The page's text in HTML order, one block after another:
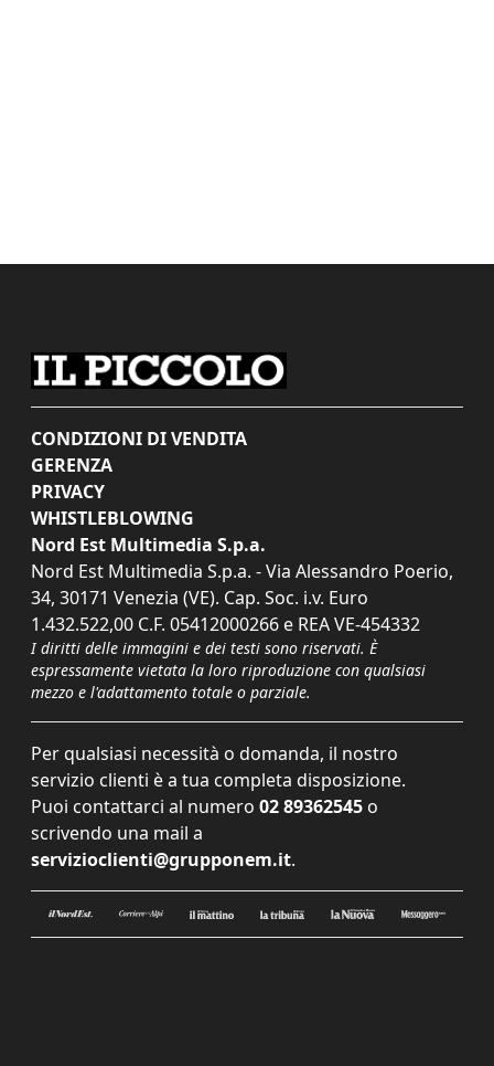
CONDIZIONI DI VENDITA
GERENZA
PRIVACY
WHISTLEBLOWING
Nord Est Multimedia S.p.a.
Nord Est Multimedia S.p.a. - Via Alessandro Poerio,
34, 30171 Venezia (VE). Cap. Soc. i.v. Euro
1.432.522,00 C.F. 05412000266 e REA VE-454332
I diritti delle immagini e dei testi sono riservati. È
espressamente vietata la loro riproduzione con qualsiasi
mezzo e l'adattamento totale o parziale.
Per qualsiasi necessità o domanda, il nostro
servizio clienti è a tua completa disposizione.
Puoi contattarci al numero 02 89362545 o
scrivendo una mail a
servizioclienti@grupponem.it.